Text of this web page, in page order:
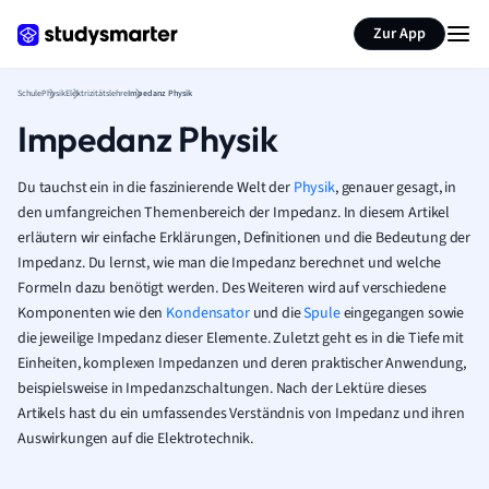
Zur App
SchulePhysikElektrizitätslehreImpedanz Physik
Impedanz Physik
Du tauchst ein in die faszinierende Welt der Physik, genauer gesagt, in
den umfangreichen Themenbereich der Impedanz. In diesem Artikel
erläutern wir einfache Erklärungen, Definitionen und die Bedeutung der
Impedanz. Du lernst, wie man die Impedanz berechnet und welche
Formeln dazu benötigt werden. Des Weiteren wird auf verschiedene
Komponenten wie den Kondensatorund dieSpuleeingegangen sowie
die jeweilige Impedanz dieser Elemente. Zuletzt geht es in die Tiefe mit
Einheiten, komplexen Impedanzen und deren praktischer Anwendung,
beispielsweise in Impedanzschaltungen. Nach der Lektüre dieses
Artikels hast du ein umfassendes Verständnis von Impedanz und ihren
Auswirkungen auf die Elektrotechnik.
Seite zusammenfassen